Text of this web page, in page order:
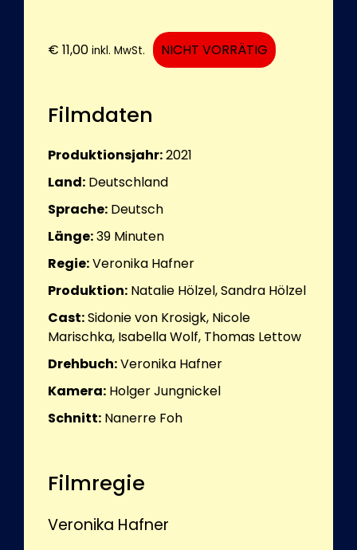
€ 11,00 inkl. MwSt. NICHT VORRÄTIG
Filmdaten
Produktionsjahr:2021
Land: Deutschland
Sprache: Deutsch
Länge:39 Minuten
Regie:Veronika Hafner
Produktion: Natalie Hölzel, Sandra Hölzel
Cast:Sidonie von Krosigk, Nicole
Marischka, Isabella Wolf, Thomas Lettow
Drehbuch:Veronika Hafner
Kamera: Holger Jungnickel
Schnitt: Nanerre Foh
Filmregie
Veronika Hafner